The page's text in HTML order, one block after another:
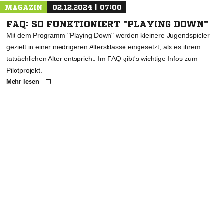
MAGAZIN 02.12.2024 | 07:00
FAQ: SO FUNKTIONIERT "PLAYING DOWN"
Mit dem Programm "Playing Down" werden kleinere Jugendspieler
gezielt in einer niedrigeren Altersklasse eingesetzt, als es ihrem
tatsächlichen Alter entspricht. Im FAQ gibt's wichtige Infos zum
Pilotprojekt.
Mehr lesen